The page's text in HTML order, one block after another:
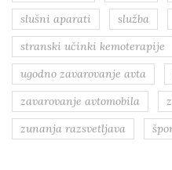
slušni aparati
služba
stranski učinki kemoterapije
ugodno zavarovanje avta
zavarovanje avtomobila
zunanja razsvetljava